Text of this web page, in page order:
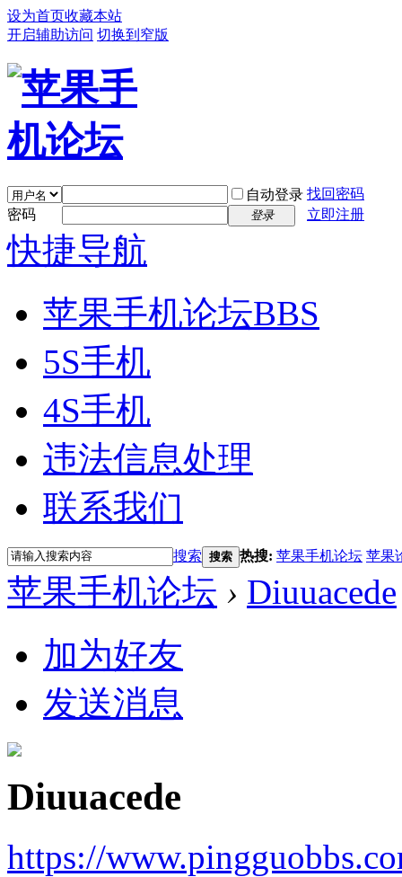
设为首页收藏本站
开启辅助访问 切换到窄版
自动登录 找回密码
密码
登录 立即注册
快捷导航
苹果手机论坛BBS
5S手机
4S手机
违法信息处理
联系我们
搜索 搜索 热搜: 苹果手机论坛 苹果
苹果手机论坛 › Diuuacede
加为好友
发送消息
Diuuacede
https://